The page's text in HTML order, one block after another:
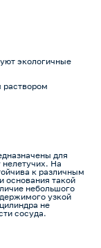
экологичные
раствором
для
На
к различным
основания такой
небольшого
узкой
не
сосуда.